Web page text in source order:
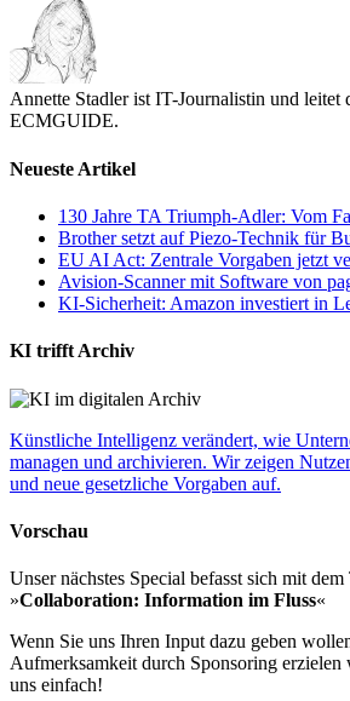
Annette Stadler ist IT-Journalistin und leitet
ECMGUIDE.
Neueste Artikel
130 Jahre TA Triumph-Adler: Vom
Brother setzt auf Piezo-Technik für
EU AI Act: Zentrale Vorgaben jetzt
Avision-Scanner mit Software von
KI-Sicherheit: Amazon investiert in
KI trifft Archiv
Künstliche Intelligenz verändert, wie
managen und archivieren. Wir zeigen
und neue gesetzliche Vorgaben auf.
Vorschau
Unser nächstes Special befasst sich mit dem
»Collaboration: Information im Fluss«
Wenn Sie uns Ihren Input dazu geben
Aufmerksamkeit durch Sponsoring erzielen
uns einfach!